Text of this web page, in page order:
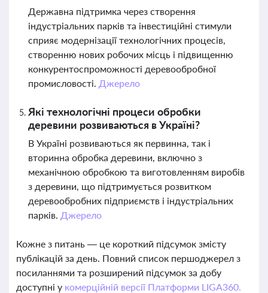
Державна підтримка через створення
індустріальних парків та інвестиційні стимули
сприяє модернізації технологічних процесів,
створенню нових робочих місць і підвищенню
конкурентоспроможності деревообробної
промисловості. Джерело
Які технологічні процеси обробки
деревини розвиваються в Україні?
В Україні розвиваються як первинна, так і
вторинна обробка деревини, включно з
механічною обробкою та виготовленням виробів
з деревини, що підтримується розвитком
деревообробних підприємств і індустріальних
парків. Джерело
Кожне з питань — це короткий підсумок змісту
публікацій за день. Повний список першоджерел з
посиланнями та розширений підсумок за добу
доступні у комерційній версії Платформи LIGA360.